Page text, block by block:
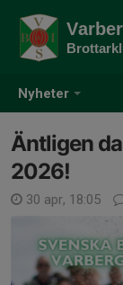
Nyheter
Äntligen
2026!
30 apr, 18:05